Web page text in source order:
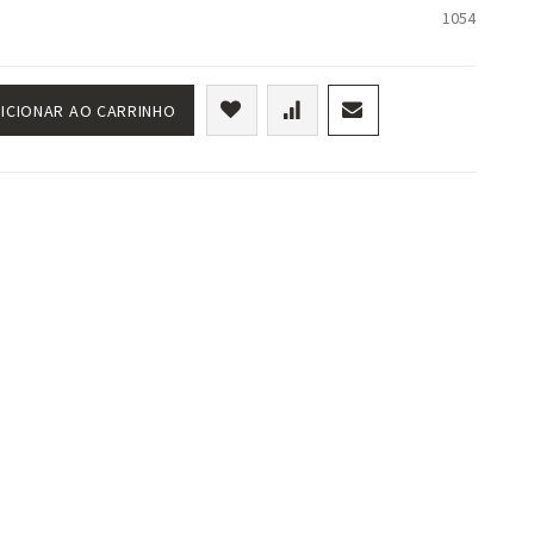
1054
AO CARRINHO